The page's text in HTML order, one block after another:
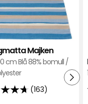
Majken
cm Blå 88% bomull /
(163)
i